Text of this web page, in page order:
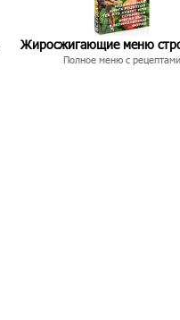
Жиросжигающие меню
Полное меню с рецептами